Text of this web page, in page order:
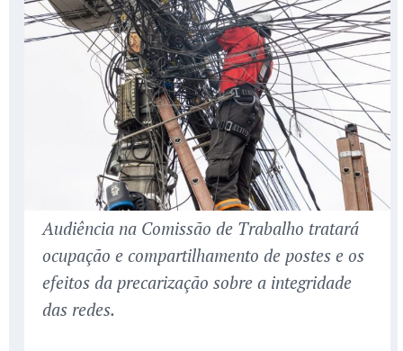
Audiência na Comissão de Trabalho tratará
ocupação e compartilhamento de postes e os
efeitos da precarização sobre a integridade
das redes.